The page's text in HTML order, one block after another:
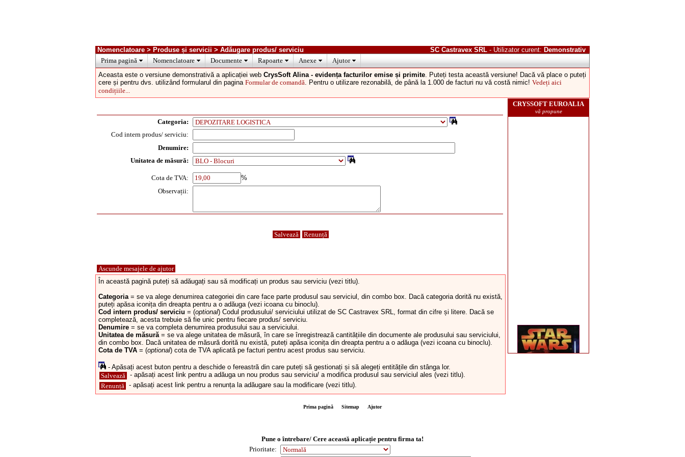
Nomenclatoare > Produse și servicii > Adăugare produs/ serviciu SC Castravex SRL - Utilizator curent: Demonstrativ
Prima pagină
Nomenclatoare Documente Rapoarte Anexe
Ajutor
Aceasta este o versiune demonstrativă a aplicației web CrysSoft Alina - evidența facturilor emise și primite. Puteți testa această versiune! Dacă vă place o puteți
cere și pentru dvs. utilizând formularul din pagina Formular de comandă. Pentru o utilizare rezonabilă, de până la 1.000 de facturi nu vă costă nimic! Vedeți aici
condițiile...
Categoria:
Cod intern produs/ serviciu:
Denumire:
Unitatea de măsură:
Cota de TVA:
%
Observații:
Salvează Renunță
Ascunde mesajele de ajutor
În această pagină puteți să adăugați sau să modificați un produs sau serviciu (vezi titlu).
Categoria= se va alege denumirea categoriei din care face parte produsul sau serviciul, din combo box. Dacă categoria dorită nu există,
puteți apăsa iconița din dreapta pentru a o adăuga (vezi icoana cu binoclu).
Cod intern produs/ serviciu = (optional) Codul produsului/ serviciului utilizat de SC Castravex SRL, format din cifre și litere. Dacă se
completează, acesta trebuie să fie unic pentru fiecare produs/ serviciu.
Denumire = se va completa denumirea produsului sau a serviciului.
Unitatea de măsură= se va alege unitatea de măsură, în care se înregistrează cantitățiile din documente ale produsului sau serviciului,
din combo box. Dacă unitatea de măsură dorită nu există, puteți apăsa iconița din dreapta pentru a o adăuga (vezi icoana cu binoclu).
Cota de TVA = (optional) cota de TVA aplicată pe facturi pentru acest produs sau serviciu.
- Apăsați acest buton pentru a deschide o fereastră din care puteți să gestionați și să alegeți entitățile din stânga lor.
Salvează - apăsați acest link pentru a adăuga un nou produs sau serviciu/ a modifica produsul sau serviciul ales (vezi titlu).
Renunță - apăsați acest link pentru a renunța la adăugare sau la modificare (vezi titlu).
Prima pagină Sitemap Ajutor
Pune o întrebare/ Cere această aplicație pentru firma ta!
Prioritate: